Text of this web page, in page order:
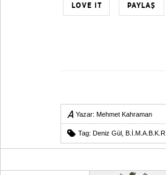
LOVE IT PAYLAŞ
Yazar: Mehmet Kahraman
Tag: Deniz Gül B.İ.M.A.B.K.R.